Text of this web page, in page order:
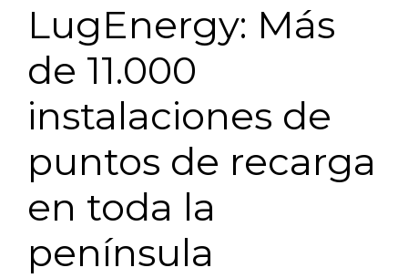
LugEnergy: Más
de 11.000
instalaciones de
puntos de recarga
en toda la
península